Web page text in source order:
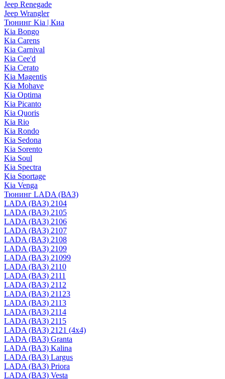
Jeep Renegade
Jeep Wrangler
Тюнинг Kia | Киа
Kia Bongo
Kia Carens
Kia Carnival
Kia Cee'd
Kia Cerato
Kia Magentis
Kia Mohave
Kia Optima
Kia Picanto
Kia Quoris
Kia Rio
Kia Rondo
Kia Sedona
Kia Sorento
Kia Soul
Kia Spectra
Kia Sportage
Kia Venga
Тюнинг LADA (ВАЗ)
LADA (ВАЗ) 2104
LADA (ВАЗ) 2105
LADA (ВАЗ) 2106
LADA (ВАЗ) 2107
LADA (ВАЗ) 2108
LADA (ВАЗ) 2109
LADA (ВАЗ) 21099
LADA (ВАЗ) 2110
LADA (ВАЗ) 2111
LADA (ВАЗ) 2112
LADA (ВАЗ) 21123
LADA (ВАЗ) 2113
LADA (ВАЗ) 2114
LADA (ВАЗ) 2115
LADA (ВАЗ) 2121 (4x4)
LADA (ВАЗ) Granta
LADA (ВАЗ) Kalina
LADA (ВАЗ) Largus
LADA (ВАЗ) Priora
LADA (ВАЗ) Vesta